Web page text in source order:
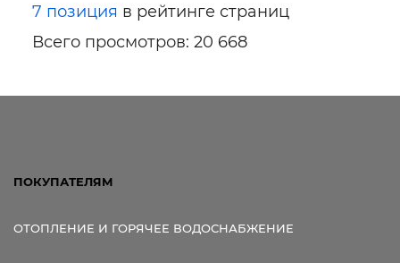
7 позиция в рейтинге страниц
Всего просмотров: 20 668
ПОКУПАТЕЛЯМ
ОТОПЛЕНИЕ И ГОРЯЧЕЕ ВОДОСНАБЖЕНИЕ